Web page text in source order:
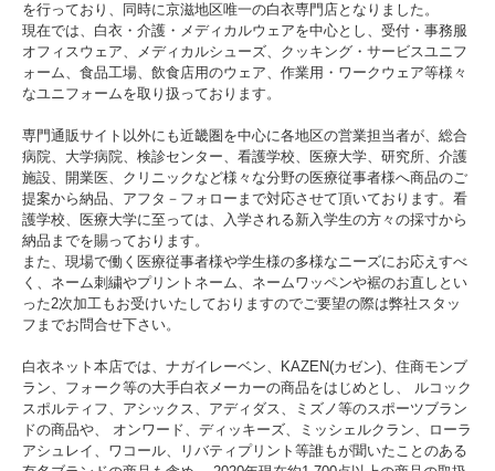
を行っており、同時に京滋地区唯一の白衣専門店となりました。
現在では、白衣・介護・メディカルウェアを中心とし、受付・事務服
オフィスウェア、メディカルシューズ、クッキング・サービスユニフ
ォーム、食品工場、飲食店用のウェア、作業用・ワークウェア等様々
なユニフォームを取り扱っております。
専門通販サイト以外にも近畿圏を中心に各地区の営業担当者が、総合
病院、大学病院、検診センター、看護学校、医療大学、研究所、介護
施設、開業医、クリニックなど様々な分野の医療従事者様へ商品のご
提案から納品、アフタ－フォローまで対応させて頂いております。看
護学校、医療大学に至っては、入学される新入学生の方々の採寸から
納品までを賜っております。
また、現場で働く医療従事者様や学生様の多様なニーズにお応えすべ
く、ネーム刺繍やプリントネーム、ネームワッペンや裾のお直しとい
った2次加工もお受けいたしておりますのでご要望の際は弊社スタッ
フまでお問合せ下さい。
白衣ネット本店では、ナガイレーベン、KAZEN(カゼン)、住商モンブ
ラン、フォーク等の大手白衣メーカーの商品をはじめとし、 ルコック
スポルティフ、アシックス、アディダス、ミズノ等のスポーツブラン
ドの商品や、 オンワード、ディッキーズ、ミッシェルクラン、ローラ
アシュレイ、ワコール、リバティプリント等誰もが聞いたことのある